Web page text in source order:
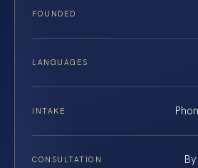
FOUNDED
LANGUAGES
INTAKE
CONSULTATION